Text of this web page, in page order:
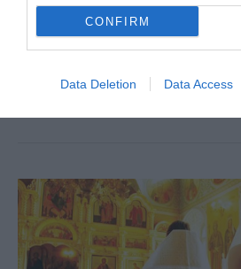
CONFIRM
Data Deletion Data Access
Λειτουργία, εννοεί, κατά
στον Ναό και
θείας Λειτουργίας. Όμως η